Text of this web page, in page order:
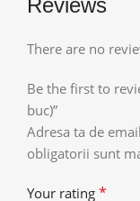
There are no
Be the first to
buc)”
Adresa ta de
obligatorii sunt
Your rating *